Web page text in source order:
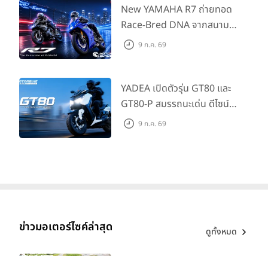
House Flagship Store ทั่ว
ประเทศ
New YAMAHA R7 ถ่ายทอด
Race-Bred DNA จากสนาม
แข่งสู่ซูเปอร์สปอร์ตคลาสกลาง
9 ก.ค. 69
YADEA เปิดตัวรุ่น GT80 และ
GT80-P สมรรถนะเด่น ดีไซน์หรู
ปลอดภัย ราคาเข้าถึงง่าย จด
9 ก.ค. 69
ข่าวมอเตอร์ไซค์ล่าสุด ดูทั้งหมด